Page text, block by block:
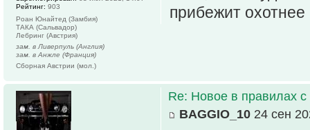
прибежит
Рейтинг: 903
Роан Юнайтед (Замбия)
ТАКА (Сальвадор)
Лебринг (Австрия)
зам. в Ливерпуль (Англия)
зам. в Анжле (Франция)
Сборная Австрии (мол.)
Re: Новое в правилах с
BAGGIO_10 24 сен